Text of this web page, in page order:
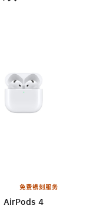
免费镌刻服务
AirPods 4